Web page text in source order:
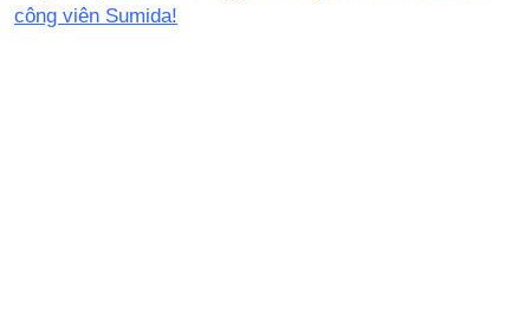
công viên Sumida!